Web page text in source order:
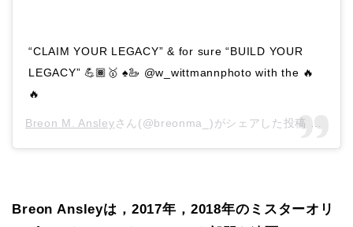
“CLAIM YOUR LEGACY” & for sure “BUILD YOUR
LEGACY” 💪🏾🥇 ♠️🦢 @w_wittmannphoto with the 🔥
🔥
Breon M. Ansleyさん(@breonma_)がシェアした投稿 –
Breon Ansleyは，2017年，2018年のミスターオリ